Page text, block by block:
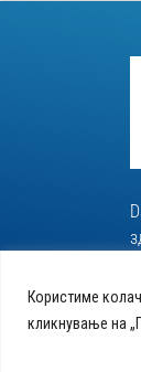
Користиме
кликнување на